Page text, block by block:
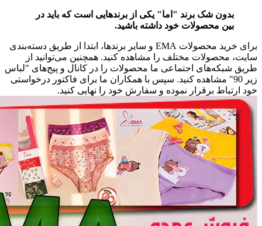
بدون شک برند "اما" یکی از برندهایی است که باید در
بین محصولات خود داشته باشید.
برای خرید محصولات EMA و سایر برندها، ابتدا از طریق دسته‌بندی
سایت، محصولات مختلف را مشاهده کنید. همچنین می‌توانید از
طریق شبکه‌های اجتماعی ما محصولات را در کانال و پیج‌های "لباس
زیر 90" مشاهده کنید. سپس با همکاران ما برای فاکتور درخواستی
خود ارتباط برقرار نموده و سفارش خود را نهایی کنید.